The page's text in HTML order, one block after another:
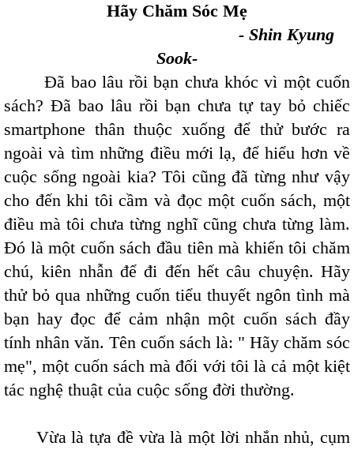
Hãy Chăm Sóc Mẹ
- Shin Kyung
Sook-
Đã bao lâu rồi bạn chưa khóc vì một cuốn
sách? Đã bao lâu rồi bạn chưa tự tay bỏ chiếc
smartphone thân thuộc xuống để thử bước ra
ngoài và tìm những điều mới lạ, để hiểu hơn về
cuộc sống ngoài kia? Tôi cũng đã từng như vậy
cho đến khi tôi cầm và đọc một cuốn sách, một
điều mà tôi chưa từng nghĩ cũng chưa từng làm.
Đó là một cuốn sách đầu tiên mà khiến tôi chăm
chú, kiên nhẫn để đi đến hết câu chuyện. Hãy
thử bỏ qua những cuốn tiểu thuyết ngôn tình mà
bạn hay đọc để cảm nhận một cuốn sách đầy
tính nhân văn. Tên cuốn sách là: " Hãy chăm sóc
mẹ", một cuốn sách mà đối với tôi là cả một kiệt
tác nghệ thuật của cuộc sống đời thường.
Vừa là tựa đề vừa là một lời nhắn nhủ, cụm